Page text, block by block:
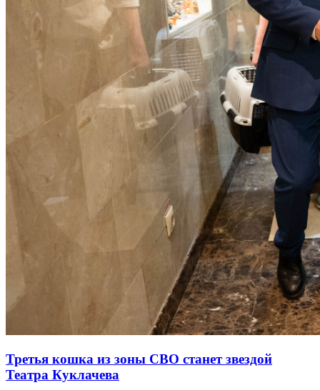
Третья кошка из зоны СВО станет звездой
Театра Куклачева